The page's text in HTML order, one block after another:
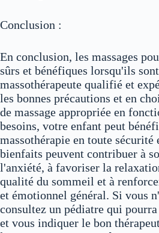
Conclusion :
En conclusion, les massages
sûrs et bénéfiques lorsqu'ils
massothérapeute qualifié et
les bonnes précautions et en
de massage appropriée en
besoins, votre enfant peut
massothérapie en toute sécurité
bienfaits peuvent contribuer à
l'anxiété, à favoriser la
qualité du sommeil et à
et émotionnel général. Si vous
consultez un pédiatre qui
et vous indiquer le bon